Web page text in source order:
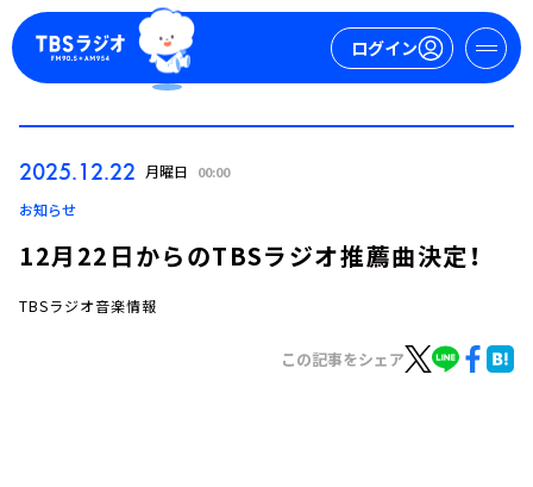
ログイン
2025.12.22 月曜日 00:00
お知らせ
12月22日からのTBSラジオ推薦曲決定！
TBSラジオ音楽情報
この記事をシェア